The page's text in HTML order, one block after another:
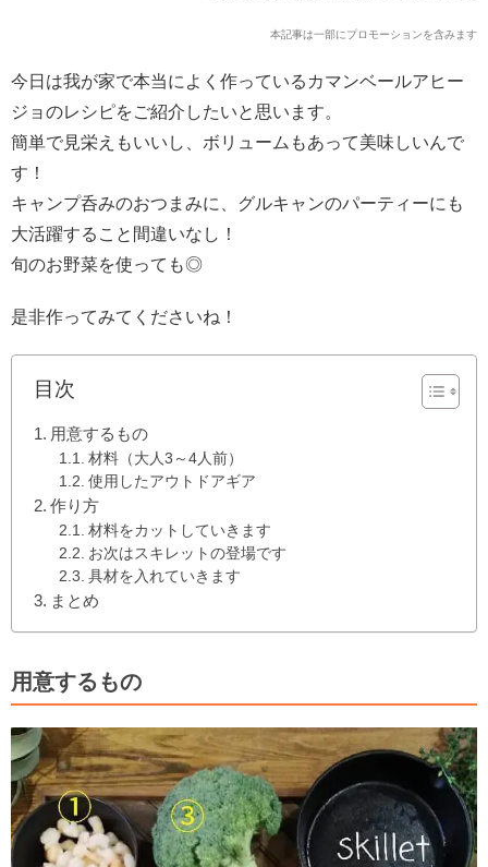
本記事は一部にプロモーションを含みます
今日は我が家で本当によく作っているカマンベールアヒー
ジョのレシピをご紹介したいと思います。
簡単で見栄えもいいし、ボリュームもあって美味しいんで
す！
キャンプ呑みのおつまみに、グルキャンのパーティーにも
大活躍すること間違いなし！
旬のお野菜を使っても◎
是非作ってみてくださいね ！
目次
用意するもの
材料（大人3～4人前）
使用したアウトドアギア
作り方
材料をカットしていきます
お次はスキレットの登場です
具材を入れていきます
まとめ
用意するもの